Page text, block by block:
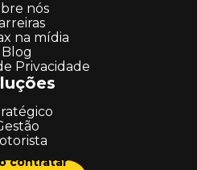
nós
na mídia
Blog
Privacidade
contratar